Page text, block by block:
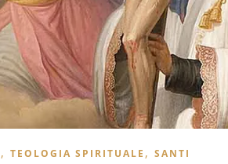
, TEOLOGIA SPIRITUALE , SANTI